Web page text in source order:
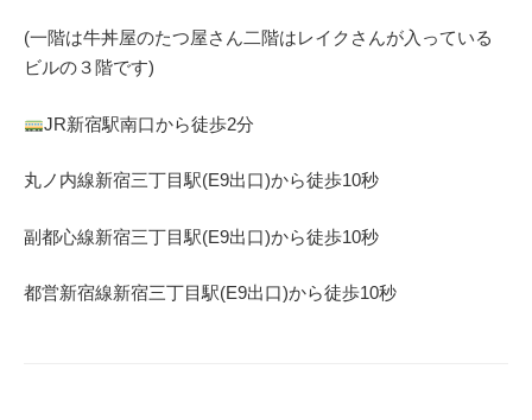
(一階は牛丼屋のたつ屋さん二階はレイクさんが入っている
ビルの３階です)
JR新宿駅南口から徒歩2分
丸ノ内線新宿三丁目駅(E9出口)から徒歩10秒
副都心線新宿三丁目駅(E9出口)から徒歩10秒
都営新宿線新宿三丁目駅(E9出口)から徒歩10秒